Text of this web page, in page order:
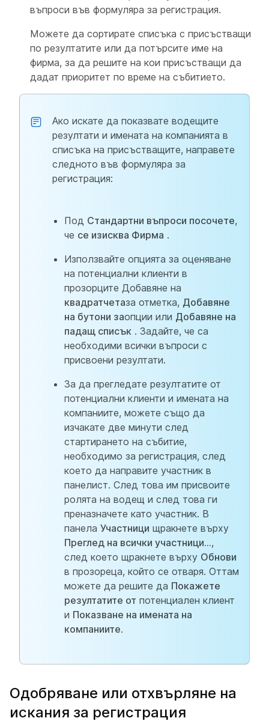
въпроси във формуляра за регистрация.
Можете да сортирате списъка с присъстващи
по резултатите или да потърсите име на
фирма, за да решите на кои присъстващи да
дадат приоритет по време на събитието.
Ако искате да показвате водещите
резултати и имената на компанията в
списъка на присъстващите, направете
следното във формуляра за
регистрация:
Под Стандартни въпроси посочете,
че се изисква Фирма .
Използвайте опцията за оценяване
на потенциални клиенти в
прозорците Добавяне на
квадратчетаза отметка, Добавяне
на бутони заопции или Добавяне на
падащ списък . Задайте, че са
необходими всички въпроси с
присвоени резултати.
За да прегледате резултатите от
потенциални клиенти и имената на
компаниите, можете също да
изчакате две минути след
стартирането на събитие,
необходимо за регистрация, след
което да направите участник в
панелист. След това им присвоите
ролята на водещ и след това ги
преназначете като участник. В
панела Участници щракнете върху
Преглед на всички участници...,
след което щракнете върху Обнови
в прозореца, който се отваря. Оттам
можете да решите да Покажете
резултатите от потенциален клиент
и Показване на имената на
компаниите.
Одобряване или отхвърляне на
искания за регистрация